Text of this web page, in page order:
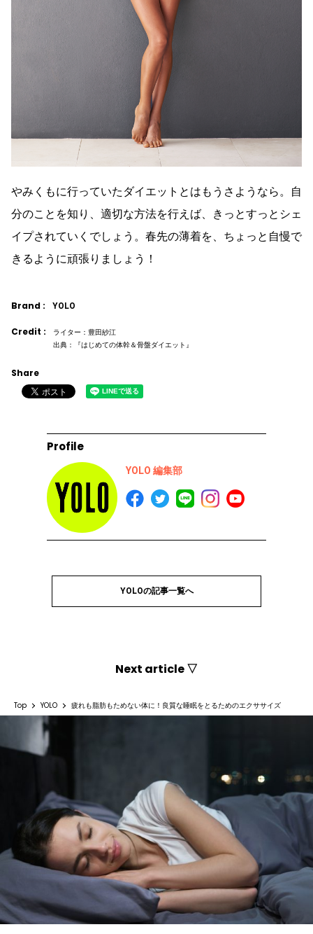
やみくもに行っていたダイエットとはもうさようなら。自
分のことを知り、適切な方法を行えば、きっとすっとシェ
イプされていくでしょう。春先の薄着を、ちょっと自慢で
きるように頑張りましょう！
Brand : YOLO
Credit :
ライター：豊田紗江
出典：『はじめての体幹＆骨盤ダイエット』
Share
Profile
YOLO 編集部
YOLOの記事一覧へ
Next article ▽
Top YOLO 疲れも脂肪もためない体に！良質な睡眠をとるためのエクササイズ